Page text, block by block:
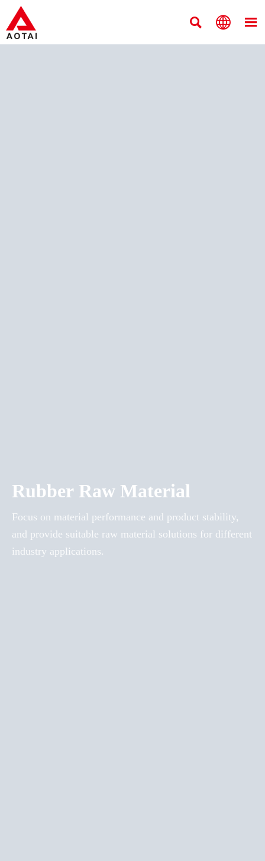
  
Rubber Raw Material
Focus on material performance and product stability,
and provide suitable raw material solutions for different
industry applications.